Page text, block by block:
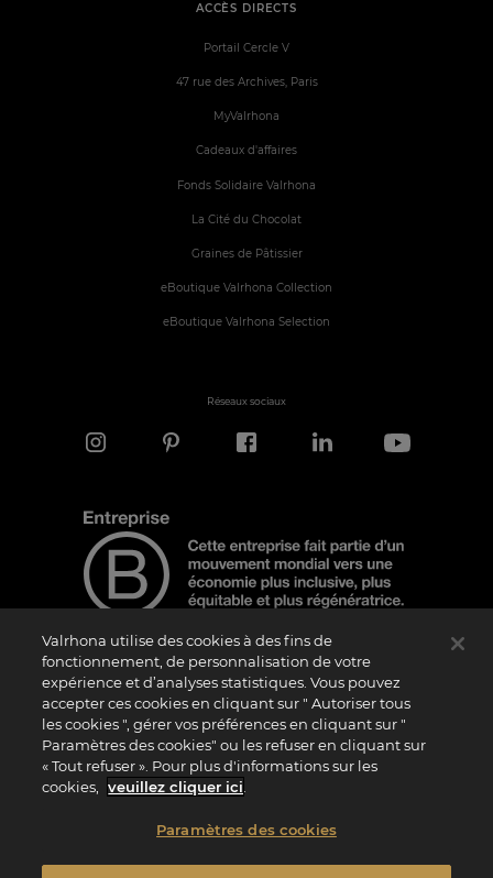
ACCÈS DIRECTS
Portail Cercle V
47 rue des Archives, Paris
MyValrhona
Cadeaux d'affaires
Fonds Solidaire Valrhona
La Cité du Chocolat
Graines de Pâtissier
eBoutique Valrhona Collection
eBoutique Valrhona Selection
Réseaux sociaux
Note d'information
Le logo “Certified B Corporation” est attribué par B Lab, une organisation privée à
but non lucratif, aux entreprises qui, comme la nôtre, ont réalisé avec succès le B
Impact Assessment (“BIA”) et répondent aux exigences de B Lab en matière de
performance sociale et environnementale, de responsabilité et de transparence. Il
est précisé que B Lab n’est pas un organisme d’évaluation de la conformité au sens
du règlement (UE) n° 765/2008, ni un organisme de normalisation national,
ou d’autres organismes de normalisation, et ils ne sont pas ratifiés par des
Valrhona utilise des cookies à des fins de
fonctionnement, de personnalisation de votre
expérience et d’analyses statistiques. Vous pouvez
accepter ces cookies en cliquant sur " Autoriser tous
les cookies ", gérer vos préférences en cliquant sur "
Paramètres des cookies" ou les refuser en cliquant sur
« Tout refuser ». Pour plus d'informations sur les
cookies,
veuillez cliquer ici
Paramètres des cookies